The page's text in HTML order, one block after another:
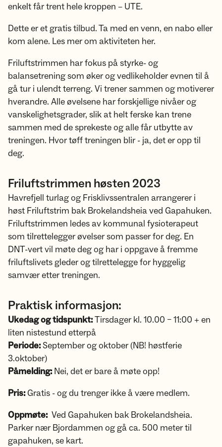
enkelt får trent hele kroppen – UTE.
Dette er et gratis tilbud. Ta med en venn, en nabo eller
kom alene. Les mer om aktiviteten her.
​​​​​​​Friluftstrimmen har fokus på styrke- og
balansetrening som øker og vedlikeholder evnen til å
gå tur i ulendt terreng. Vi trener sammen og motiverer
hverandre. Alle øvelsene har forskjellige nivåer og
vanskelighetsgrader, slik at helt ferske kan trene
sammen med de sprekeste og alle får utbytte av
treningen. Hvor tøff treningen blir - ja, det er opp til
deg.
Friluftstrimmen høsten 2023
Havrefjell turlag og Frisklivssentralen arrangerer i
høst Friluftstrim bak Brokelandsheia ved Gapahuken.
Friluftstrimmen ledes av kommunal fysioterapeut
som tilrettelegger øvelser som passer for deg. En
DNT-vert vil møte deg og har i oppgave å fremme
friluftslivets gleder og tilrettelegge for hyggelig
samvær etter treningen.
Praktisk informasjon:
Ukedag og tidspunkt:Tirsdager kl. 10.00 – 11:00 + en
liten nistestund etterpå
Periode:September og oktober (NB! høstferie
3.oktober)
Påmelding: Nei, det er bare å møte opp!
Pris:Gratis - og du trenger ikke å være medlem.
Oppmøte: Ved Gapahuken bak Brokelandsheia.
Parker nær Bjordammen og gå ca. 500 meter til
gapahuken, se kart.